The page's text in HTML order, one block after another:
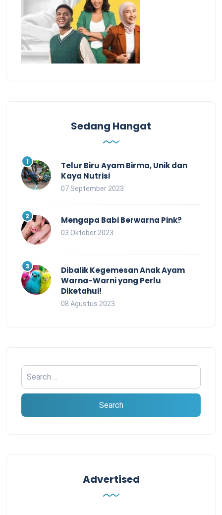
Sedang Hangat
Telur Biru Ayam Birma, Unik dan
Kaya Nutrisi
07 September 2023
Mengapa Babi Berwarna Pink?
03 Oktober 2023
Dibalik Kegemesan Anak Ayam
Warna-Warni yang Perlu
Diketahui!
08 Agustus 2023
Advertised